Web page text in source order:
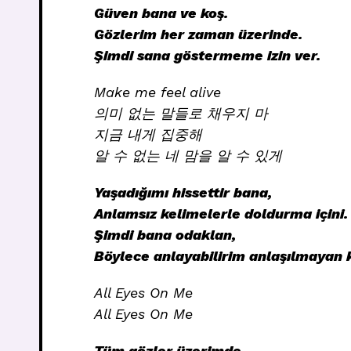
Güven bana ve koş.
Gözlerim her zaman üzerinde.
Şimdi sana göstermeme izin ver.
Make me feel alive
의미 없는 말들로 채우지 마
지금 내게 집중해
알 수 없는 네 맘을 알 수 있게
Yaşadığımı hissettir bana,
Anlamsız kelimelerle doldurma içini.
Şimdi bana odaklan,
Böylece anlayabilirim anlaşılmayan
All Eyes On Me
All Eyes On Me